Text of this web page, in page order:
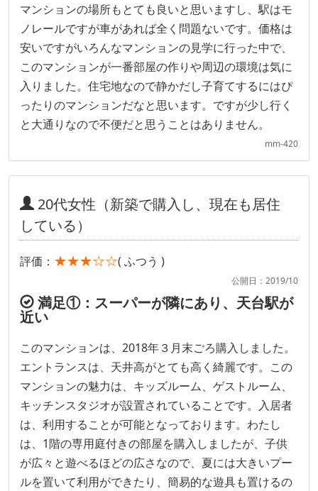
マンションの場所もとても良いと思いますし、駅はモ
ノレールですが車があれば全く問題ないです。価格は
安いですがいろんなマンションの見学に行った中で、
このマンションが一番部屋の作りや周辺の環境は気に
入りました。住宅地なので静かだし子育てするにはぴ
ったりのマンションだなと思います。ですが少し行く
と大通りなので不便だと思うことはありません。
mm-420
20代女性（新築で購入し、現在も居住
している）
評価： ★★★☆☆( ふつう )
公開日：2019/10
満足①：スーパーが隣にあり、天台駅が
近い
このマンションは、2018年３月末ごろ購入しました。
エントランスは、天井高がとても高く綺麗です。この
マンションの魅力は、キッズルーム、ゲストルーム、
キッチンスタジオが設置されていることです。入居者
は、利用することが可能となっております。わたし
は、1階の専用庭付きの部屋を購入しましたが、子供
が広々と遊べるほどの広さなので、夏には大きいプー
ルを置いて利用ができたり、簡易的な遊具も置けるの